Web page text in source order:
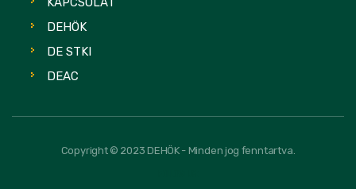
DEHÖK
DE STKI
DEAC
Copyright © 2023 DEHÖK - Minden jog fenntartva.